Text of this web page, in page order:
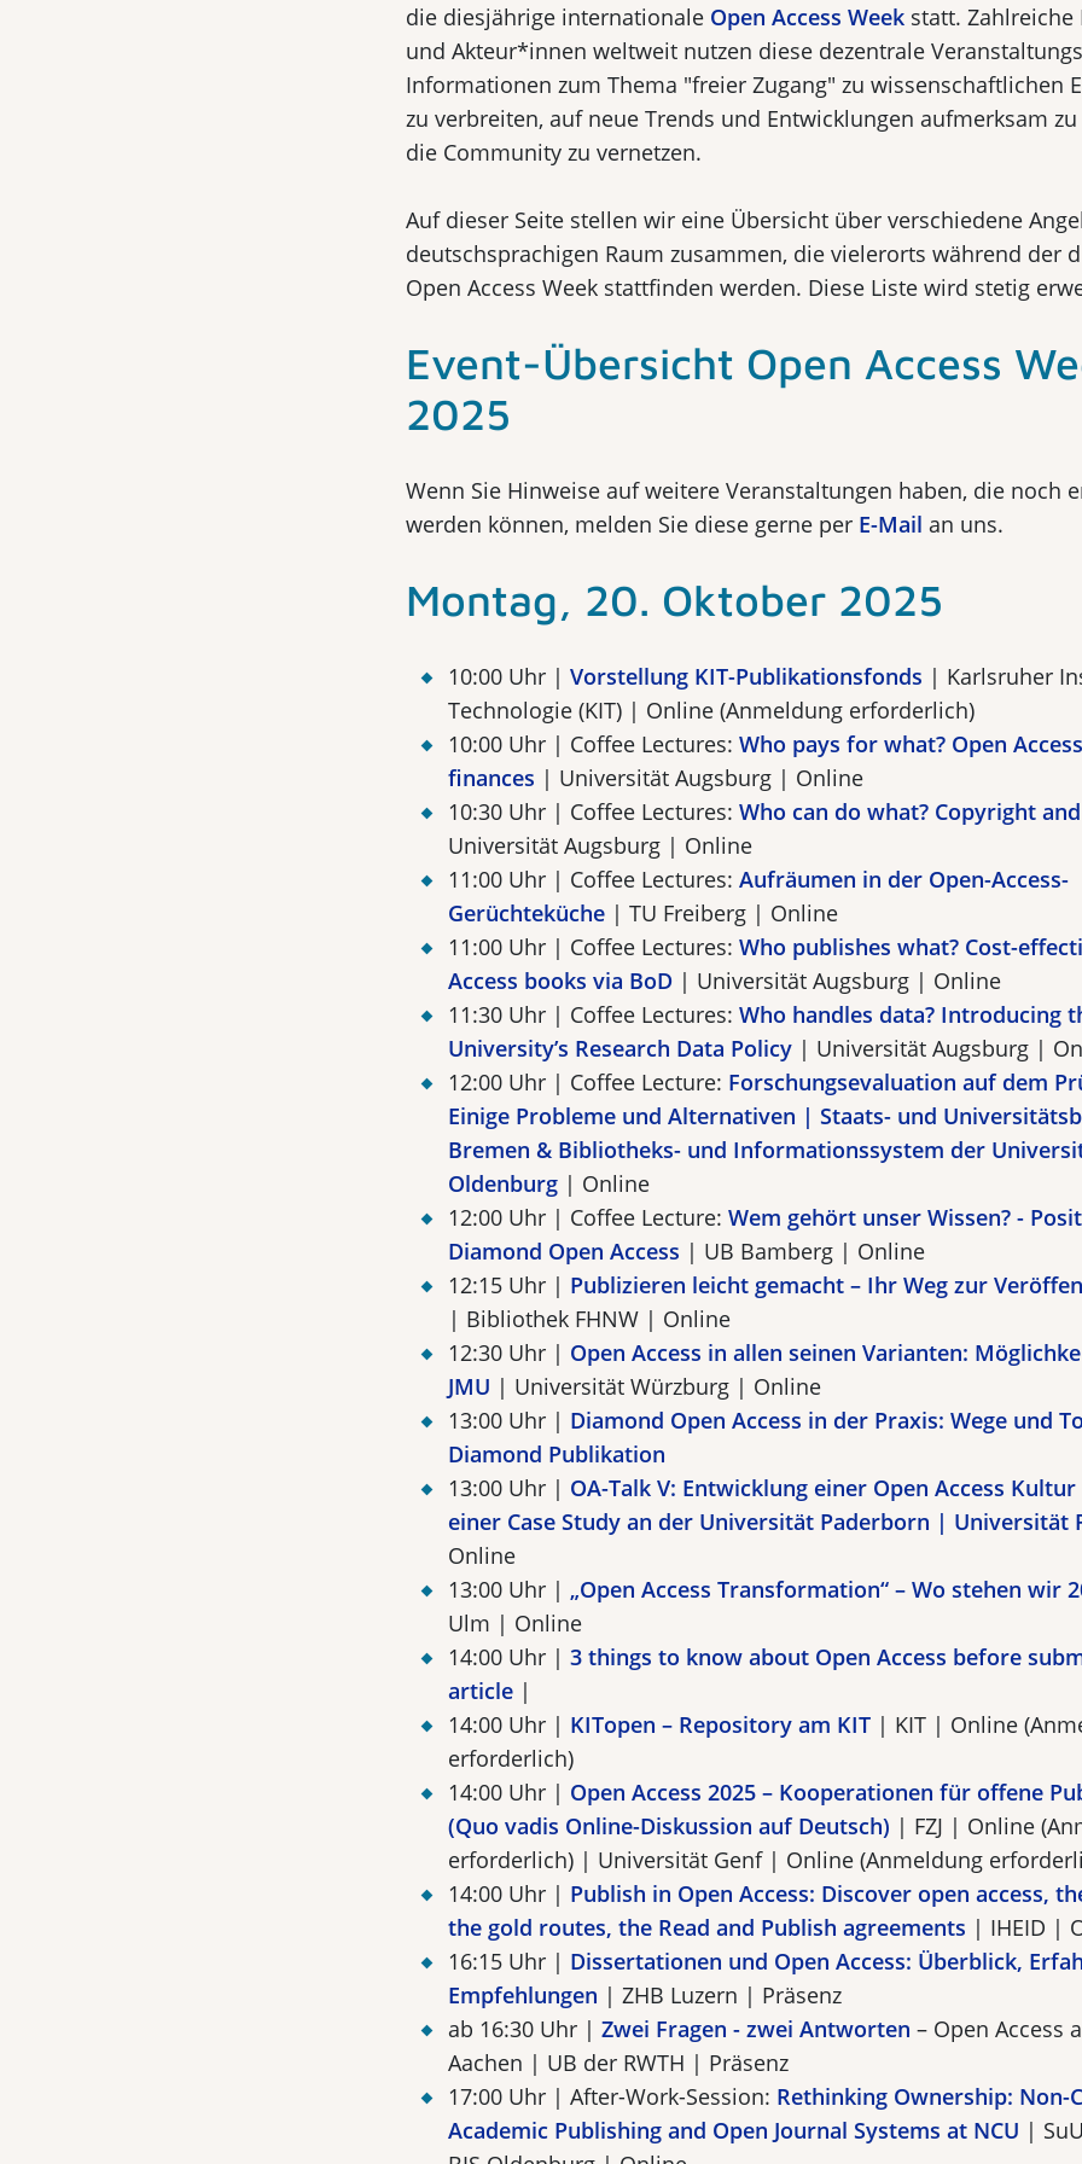
die diesjährige internationale Open Access Week statt.
und Akteur*innen weltweit nutzen diese dezentrale
Informationen zum Thema "freier Zugang" zu wissenschaftlichen
zu verbreiten, auf neue Trends und Entwicklungen aufmerksam
die Community zu vernetzen.
Auf dieser Seite stellen wir eine Übersicht über verschiedene
deutschsprachigen Raum zusammen, die vielerorts während der
Open Access Week stattfinden werden. Diese Liste wird stetig
Event-Übersicht Open Access
2025
Wenn Sie Hinweise auf weitere Veranstaltungen haben, die noch
werden können, melden Sie diese gerne per E-Mail an uns.
Montag, 20. Oktober 2025
10:00 Uhr | Vorstellung KIT-Publikationsfonds | Karlsruher
Technologie (KIT) | Online (Anmeldung erforderlich)
10:00 Uhr | Coffee Lectures: Who pays for what? Open
finances | Universität Augsburg | Online
10:30 Uhr | Coffee Lectures: Who can do what? Copyright
Universität Augsburg | Online
11:00 Uhr | Coffee Lectures: Aufräumen in der Open-Access-
Gerüchteküche | TU Freiberg | Online
11:00 Uhr | Coffee Lectures: Who publishes what? Cost-
Access books via BoD | Universität Augsburg | Online
11:30 Uhr | Coffee Lectures: Who handles data? Introducing
University’s Research Data Policy | Universität Augsburg |
12:00 Uhr | Coffee Lecture: Forschungsevaluation auf dem
Einige Probleme und Alternativen | Staats- und
Bremen & Bibliotheks- und Informationssystem der
Oldenburg | Online
12:00 Uhr | Coffee Lecture: Wem gehört unser Wissen? -
Diamond Open Access | UB Bamberg | Online
12:15 Uhr | Publizieren leicht gemacht – Ihr Weg zur
| Bibliothek FHNW | Online
12:30 Uhr | Open Access in allen seinen Varianten:
JMU | Universität Würzburg | Online
13:00 Uhr | Diamond Open Access in der Praxis: Wege und
Diamond Publikation
13:00 Uhr | OA-Talk V: Entwicklung einer Open Access Kultur
einer Case Study an der Universität Paderborn | Universität
Online
13:00 Uhr | „Open Access Transformation“ – Wo stehen wir
Ulm | Online
14:00 Uhr | 3 things to know about Open Access before
article |
14:00 Uhr | KITopen – Repository am KIT | KIT | Online
erforderlich)
14:00 Uhr | Open Access 2025 – Kooperationen für offene
(Quo vadis Online-Diskussion auf Deutsch) | FZJ | Online
erforderlich) | Universität Genf | Online (Anmeldung
14:00 Uhr | Publish in Open Access: Discover open access,
the gold routes, the Read and Publish agreements | IHEID |
16:15 Uhr | Dissertationen und Open Access: Überblick,
Empfehlungen | ZHB Luzern | Präsenz
ab 16:30 Uhr | Zwei Fragen - zwei Antworten – Open Access
Aachen | UB der RWTH | Präsenz
17:00 Uhr | After-Work-Session: Rethinking Ownership: Non-
Academic Publishing and Open Journal Systems at NCU |